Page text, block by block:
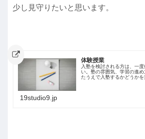
少し見守りたいと思います。
体験授業
入塾を検討される方は、一
い。塾の雰囲気、学習の進
たうえで入塾するかどうかを
19studio9.jp